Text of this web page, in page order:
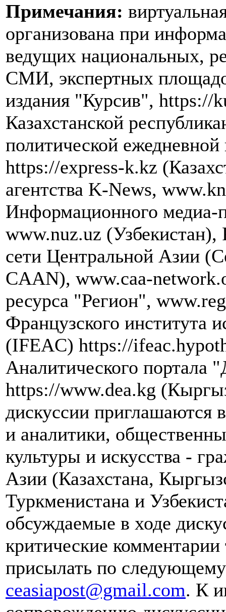
Примечания:
организована при
ведущих национальных,
СМИ, экспертных
издания "Курсив", https://
Казахстанской
политической
https://express-k.kz
агентства K-News,
Информационного медиа-
www.nuz.uz (Узбекистан),
сети Центральной Азии
CAAN), www.caa-
ресурса "Регион",
Французского института
(IFEAC) https://
Аналитического портала
https://www.dea.kg
дискуссии приглашаются
и аналитики,
культуры и искусства -
Азии (Казахстана,
Туркменистана и
обсуждаемые в ходе
критические
присылать по
ceasiapost@gmail.com. К